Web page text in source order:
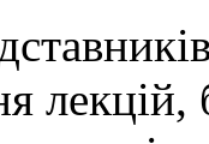
лекцій,